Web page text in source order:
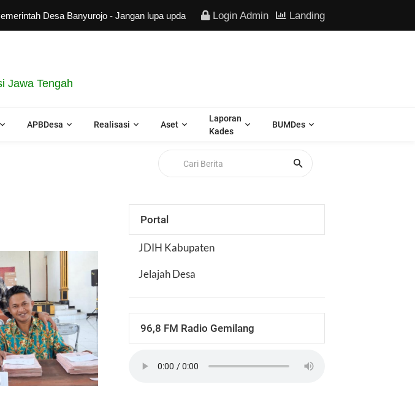
Desa Banyurojo - Jangan lupa update secara berkala data kependudukan Anda -
Login Admin Landing
Jawa Tengah
APBDesa Realisasi Aset
Laporan
Kades
BUMDes
Portal
JDIH Kabupaten
Jelajah Desa
96,8 FM Radio Gemilang